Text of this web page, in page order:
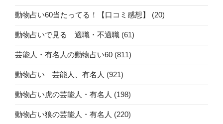
動物占い60当たってる！【口コミ感想】 (20)
動物占いで見る 適職・不適職 (61)
芸能人・有名人の動物占い60 (811)
動物占い 芸能人、有名人 (921)
動物占い虎の芸能人・有名人 (198)
動物占い狼の芸能人・有名人 (220)